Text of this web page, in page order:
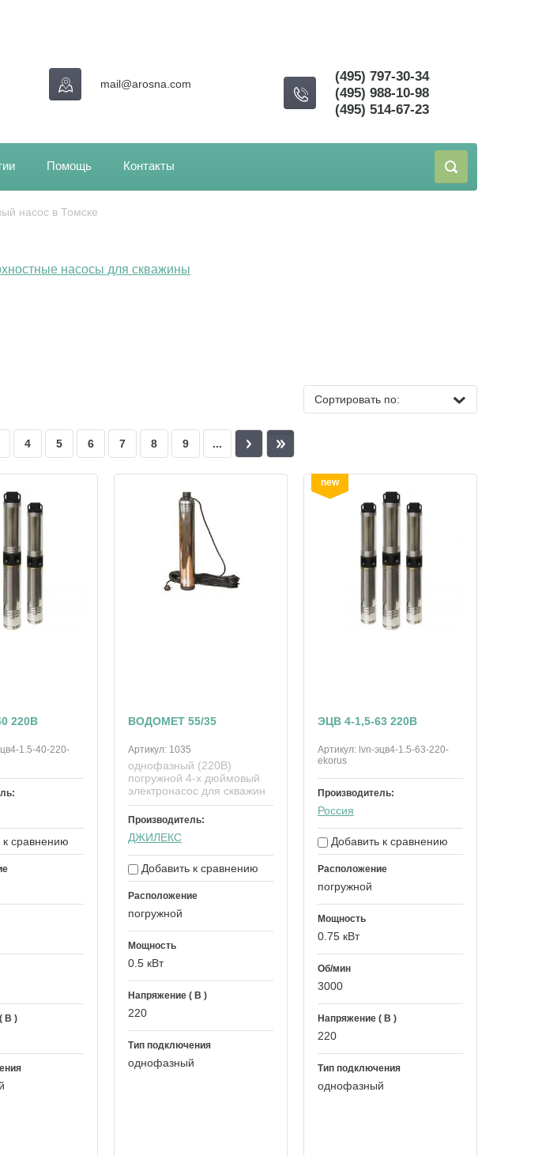
(495) 797-30-34
(495) 988-10-98
(495) 514-67-23
mail@arosna.com
Помощь Контакты
насос в Томске
насосы для скважины
Сортировать по:
4 5 6 7 8 9 ...
220В
1.5-40-220-
к сравнению
В )
ВОДОМЕТ 55/35
Артикул: 1035
однофазный (220В)
погружной 4-х дюймовый
электронасос для скважин
Производитель:
ДЖИЛЕКС
Добавить к сравнению
Расположение
погружной
Мощность
0.5 кВт
Напряжение ( В )
220
Тип подключения
однофазный
new
ЭЦВ 4-1,5-63 220В
Артикул: lvn-эцв4-1.5-63-220-
ekorus
Производитель:
Россия
Добавить к сравнению
Расположение
погружной
Мощность
0.75 кВт
Об/мин
3000
Напряжение ( В )
220
Тип подключения
однофазный